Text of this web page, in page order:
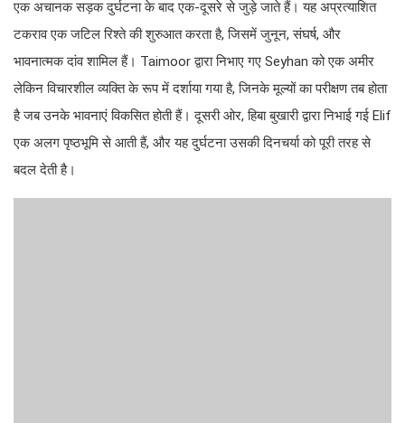
एक अचानक सड़क दुर्घटना के बाद एक-दूसरे से जुड़े जाते हैं। यह अप्रत्याशित
टकराव एक जटिल रिश्ते की शुरुआत करता है, जिसमें जुनून, संघर्ष, और
भावनात्मक दांव शामिल हैं। Taimoor द्वारा निभाए गए Seyhan को एक अमीर
लेकिन विचारशील व्यक्ति के रूप में दर्शाया गया है, जिनके मूल्यों का परीक्षण तब होता
है जब उनके भावनाएं विकसित होती हैं। दूसरी ओर, हिबा बुखारी द्वारा निभाई गई Elif
एक अलग पृष्ठभूमि से आती हैं, और यह दुर्घटना उसकी दिनचर्या को पूरी तरह से
बदल देती है।